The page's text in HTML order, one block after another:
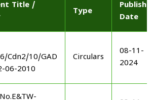
Title /
Type
Date
Cdn2/10/GAD
06-2010
Circulars
08-11-
2024